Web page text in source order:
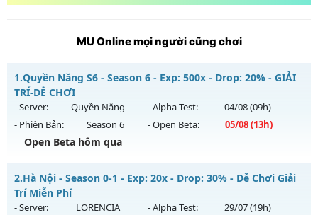
MU Online mọi người cũng chơi
1.Quyền Năng S6 - Season 6 - Exp: 500x - Drop: 20% - GIẢI
TRÍ-DỄ CHƠI
- Server: Quyền Năng - Alpha Test: 04/08(09h)
- Phiên Bản:
Season 6 - Open Beta: 05/08(13h)
Open Beta hôm qua
Quyền Năng S6 - GIẢI TRÍ-DỄ CHƠI
Mu mới ra tháng 08 2026 - Mở máy chủ
13h ngày 05/08/2626
2.Hà Nội - Season 0-1 - Exp: 20x - Drop: 30% - Dễ Chơi Giải
Trí Miễn Phí
- Server: LORENCIA - Alpha Test: 29/07(19h)